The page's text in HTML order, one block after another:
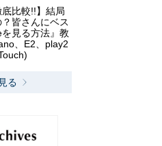
底比較!!】結局
皆さんにベス
を見る方法』教
、E2、play2
る